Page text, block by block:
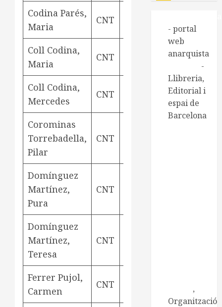
Codina Parés,
Maria
CNT
Coll Codina,
Maria
CNT
Coll Codina,
Mercedes
CNT
Corominas
Torrebadella,
Pilar
CNT
Domínguez
Martínez,
Pura
CNT
Domínguez
Martínez,
Teresa
CNT
Ferrer Pujol,
Carmen
CNT
- portal
web
anarquista
-
Llibreria,
Editorial i
espai de
Barcelona
,
Organització